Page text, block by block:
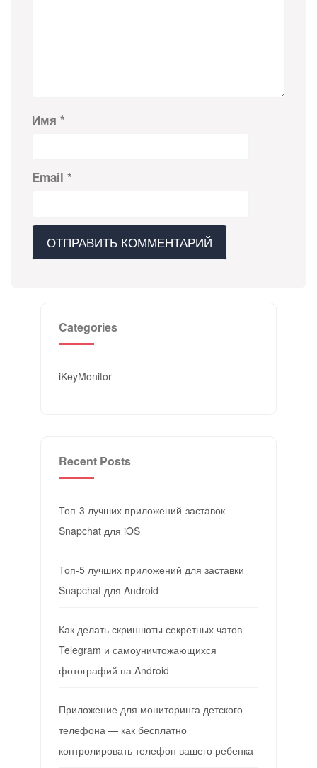
Имя *
Email *
Categories
iKeyMonitor
Recent Posts
Топ-3 лучших приложений-заставок
Snapchat для iOS
Топ-5 лучших приложений для заставки
Snapchat для Android
Как делать скриншоты секретных чатов
Telegram и самоуничтожающихся
фотографий на Android
Приложение для мониторинга детского
телефона — как бесплатно
контролировать телефон вашего ребенка